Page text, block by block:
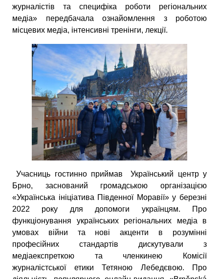
журналістів та специфіка роботи регіональних
медіа» передбачала ознайомлення з роботою
місцевих медіа, інтенсивні тренінги, лекції.
Учасниць гостинно приймав Український центр у
Брно, заснований громадською організацією
«Українська ініціатива Південної Моравії» у березні
2022 року для допомоги українцям. Про
функціонування українських регіональних медіа в
умовах війни та нові акценти в розумінні
професійних стандартів дискутували з
медіаекспреткою та членкинею Комісії
журналістської етики Тетяною Лебедєвою. Про